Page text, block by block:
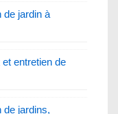
de jardin à
entretien de
de jardins,